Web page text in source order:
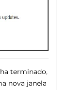
terminado,
nova janela